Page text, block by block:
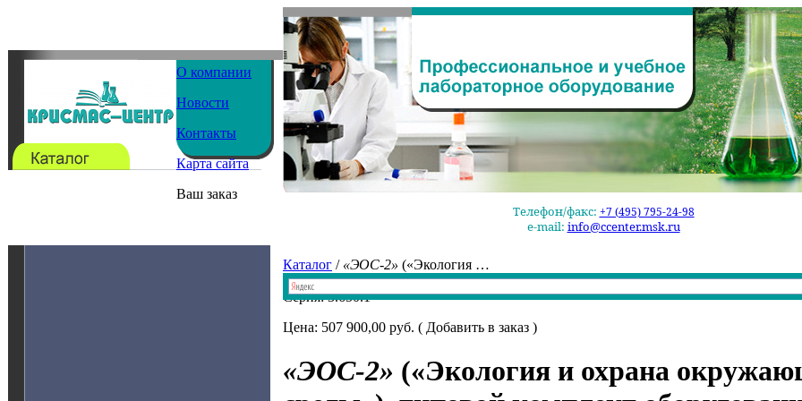
О компании
Новости
Контакты
Карта сайта
Ваш заказ
Телефон/факс: +7 (495) 795-24-98
e-mail: info@ccenter.msk.ru
Каталог / «ЭОС-2» («Экология …
Серия: 3.650.1
Цена: 507 900,00 руб. ( Добавить в заказ )
«ЭОС-2» («Экология и охрана